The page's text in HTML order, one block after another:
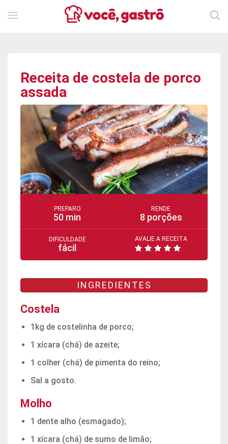
Receita de costela de porco
assada
PREPARO
50 min
RENDE
8 porções
DIFICULDADE
fácil
AVALIE A RECEITA
INGREDIENTES
Costela
1kg de costelinha de porco;
1 xícara (chá) de azeite;
1 colher (chá) de pimenta do reino;
Sal a gosto.
Molho
1 dente alho (esmagado);
1 xícara (chá) de sumo de limão;